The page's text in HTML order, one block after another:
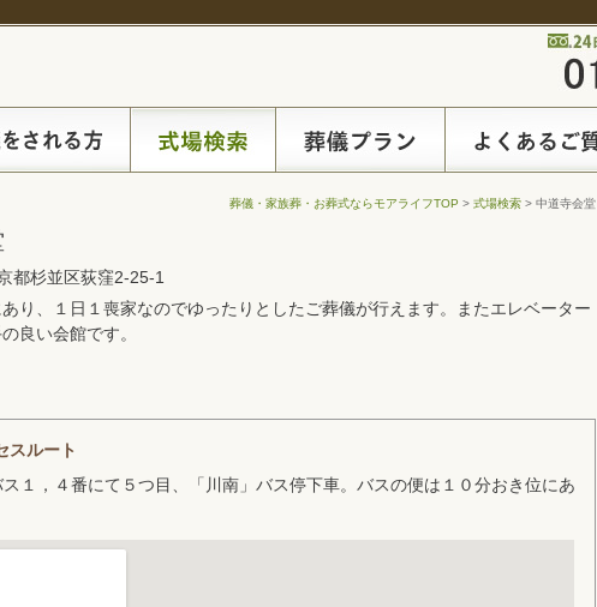
葬儀・家族葬・お葬式ならモアライフTOP > 式場検索 > 中道寺会堂
都杉並区荻窪2-25-1
り、１日１喪家なのでゆったりとしたご葬儀が行えます。またエレベーター
良い会館です。
スルート
ス１，４番にて５つ目、「川南」バス停下車。バスの便は１０分おき位にあ